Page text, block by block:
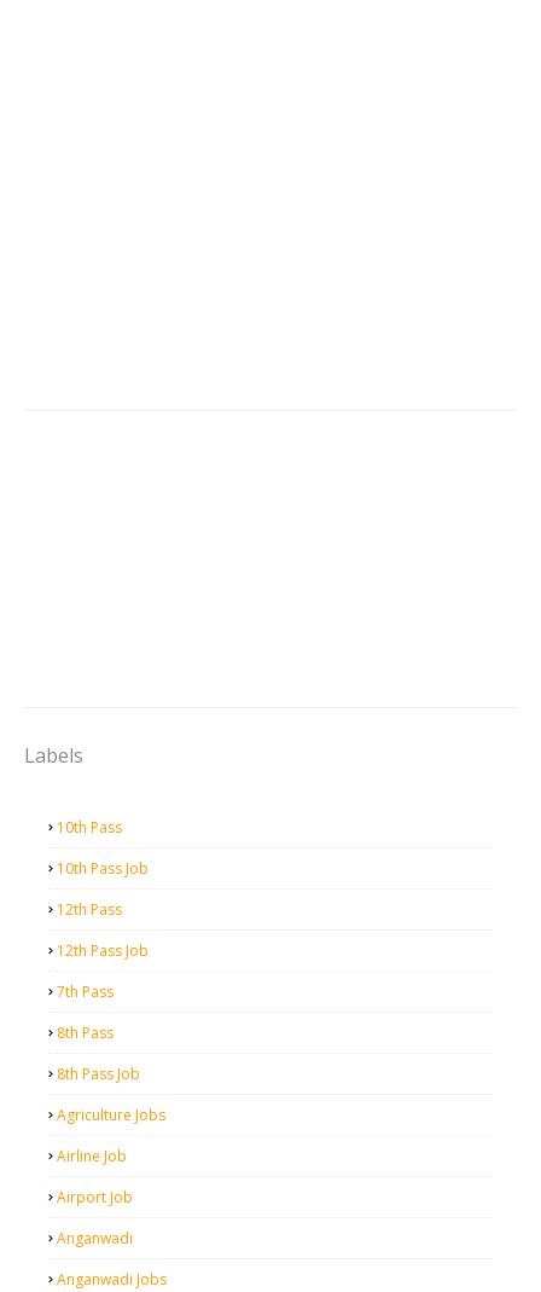
Labels
10th Pass
10th Pass Job
12th Pass
12th Pass Job
7th Pass
8th Pass
8th Pass Job
Agriculture Jobs
Airline Job
Airport Job
Anganwadi
Anganwadi Jobs